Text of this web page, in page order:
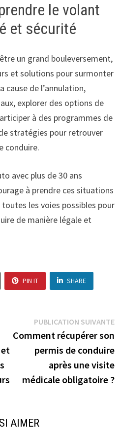
le volant
et sécurité
un grand bouleversement,
et solutions pour surmonter
de l’annulation,
explorer des options de
à des programmes de
stratégies pour retrouver
conduire.
avec plus de 30 ans
à prendre ces situations
les voies possibles pour
de manière légale et
PIN IT SHARE
précédente :
PUBLICATION SUIVANTE
Comment récupérer son
permis de conduire
après une visite
médicale obligatoire ?
AIMER